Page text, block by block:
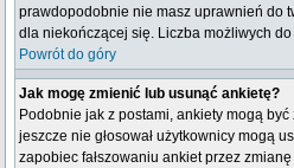
prawdopodobnie nie masz uprawnień do
dla niekończącej się. Liczba możliwych
Powrót do góry
Jak mogę zmienić lub usunąć ankietę?
Podobnie jak z postami, ankiety mogą
jeszcze nie głosował użytkownicy mogą
zapobiec fałszowaniu ankiet przez